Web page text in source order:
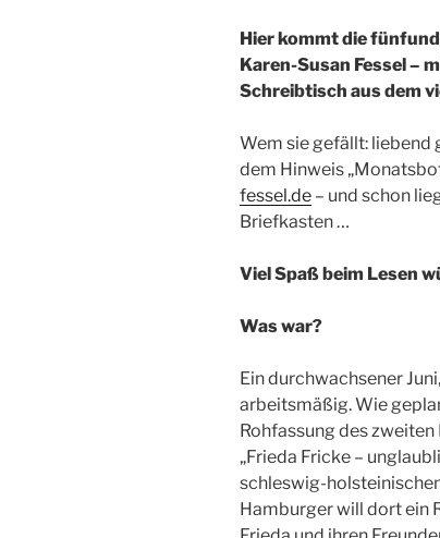
Hier kommt die
Karen-Susan Fessel –
Schreibtisch aus dem
Wem sie gefällt: liebend
dem Hinweis
fessel.de – und schon
Briefkasten …
Viel Spaß beim Lesen
Was war?
Ein durchwachsener
arbeitsmäßig. Wie
Rohfassung des
„Frieda Fricke –
schleswig-
Hamburger will dort ein